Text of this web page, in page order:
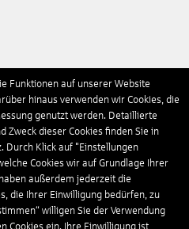
Funktionen auf unserer Website
hinaus verwenden wir Cookies, die
genutzt werden. Detaillierte
Zweck dieser Cookies finden Sie in
Durch Klick auf "Einstellungen
Cookies wir auf Grundlage Ihrer
außerdem jederzeit die
die Ihrer Einwilligung bedürfen, zu
willigen Sie der Verwendung
Cookies ein. Ihre Einwilligung ist